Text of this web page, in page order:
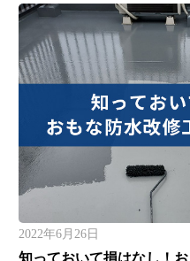
2022年6月26日
知っておいて損はなし！